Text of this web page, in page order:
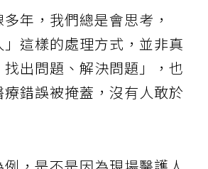
年，我們總是會思考，
」這樣的處理方式，並非真
出問題、解決問題」，也
錯誤被掩蓋，沒有人敢於